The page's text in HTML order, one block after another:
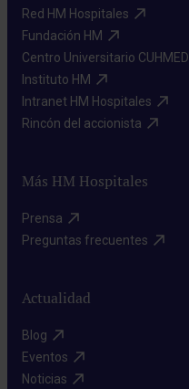
Red HM Hospitales​
Fundación HM​
Centro Universitario CUHMED​
Instituto HM​
Intranet HM Hospitales​
Rincón del accionista​
Más HM Hospitales
Prensa​
Preguntas frecuentes​
Actualidad
Blog​
Eventos​
Noticias​